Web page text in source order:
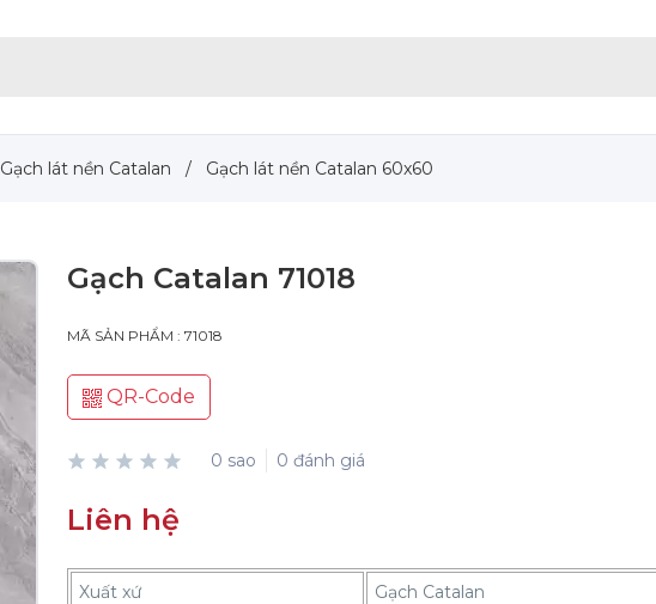
Gạch lát nền Catalan / Gạch lát nền Catalan 60x60
Gạch Catalan 71018
MÃ SẢN PHẨM : 71018
QR-Code
0 sao 0 đánh giá
Liên hệ
Xuất xứ
Gạch Catalan